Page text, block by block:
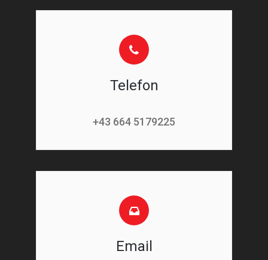
Telefon
+43 664 5179225
Email